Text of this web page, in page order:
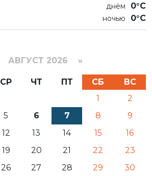
0°C
0°C
АВГУСТ 2026 »
СР ЧТ ПТ СБ
ВС
1
2
5 6 7 8
9
12 13 14 15
16
19 20 21 22
23
26 27 28 29 30